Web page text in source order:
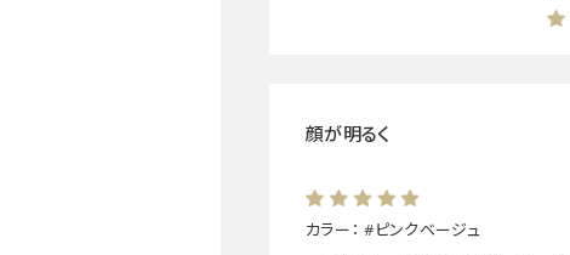
顔が明るく
カラー： #ピンクベージュ